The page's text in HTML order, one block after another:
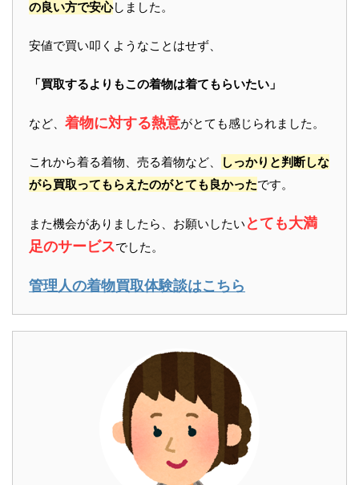
の良い方で安心しました。
安値で買い叩くようなことはせず、
「買取するよりもこの着物は着てもらいたい」
など、 着物に対する熱意がとても感じられました。
これから着る着物、売る着物など、
しっかりと判断しな
がら買取ってもらえたのがとても良かったです。
また機会がありましたら、お願いしたい とても大満
足のサービスでした。
管理人の着物買取体験談はこちら